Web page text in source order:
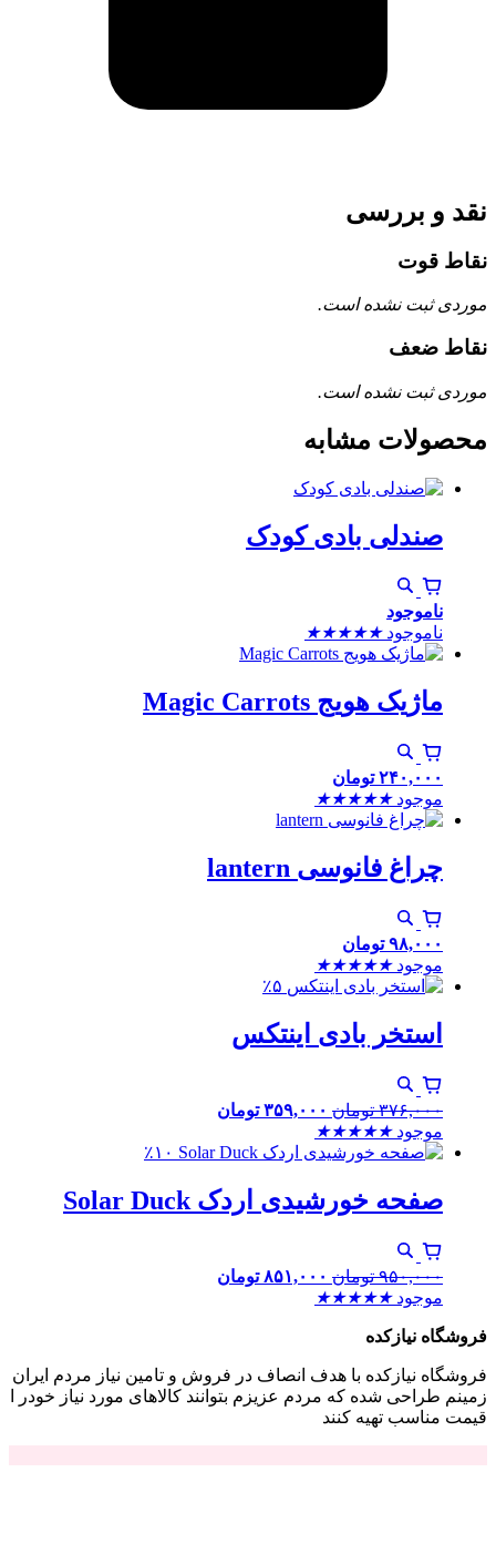
نقد و بررسی
نقاط قوت
موردی ثبت نشده است.
نقاط ضعف
موردی ثبت نشده است.
محصولات مشابه
صندلی بادی کودک
ناموجود
ناموجود ★
★
★
★
★
ماژیک هویج Magic Carrots
۲۴۰,۰۰۰ تومان
موجود ★
★
★
★
★
چراغ فانوسی lantern
۹۸,۰۰۰ تومان
موجود ★
★
★
★
★
٪۵
استخر بادی اینتکس
۳۷۶,۰۰۰ تومان ۳۵۹,۰۰۰ تومان
موجود ★
★
★
★
★
٪۱۰
صفحه خورشیدی اردک Solar Duck
۹۵۰,۰۰۰ تومان ۸۵۱,۰۰۰ تومان
موجود ★
★
★
★
★
فروشگاه نیازکده
فروشگاه نیازکده با هدف انصاف در فروش و تامین نیاز مردم ایران
زمینم طراحی شده که مردم عزیزم بتوانند کالاهای مورد نیاز خودر ا
قیمت مناسب تهیه کنند